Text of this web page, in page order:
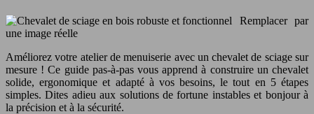
Remplacer par
une image réelle
Améliorez votre atelier de menuiserie avec un chevalet de sciage sur
mesure ! Ce guide pas-à-pas vous apprend à construire un chevalet
solide, ergonomique et adapté à vos besoins, le tout en 5 étapes
simples. Dites adieu aux solutions de fortune instables et bonjour à
la précision et à la sécurité.